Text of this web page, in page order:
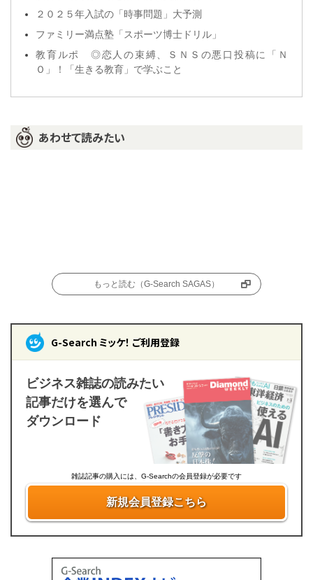
２０２５年入試の「時事問題」大予測
ファミリー満点塾「スポーツ博士ドリル」
教育ルポ ◎恋人の束縛、ＳＮＳの悪口投稿に「Ｎ
Ｏ」！「生きる教育」で学ぶこと
あわせて読みたい
もっと読む（G-Search SAGAS）
G-Search ミッケ！ ご利用登録
ビジネス雑誌の読みたい
記事だけを選んで
ダウンロード
雑誌記事の購入には、G-Searchの会員登録が必要です
新規会員登録こちら